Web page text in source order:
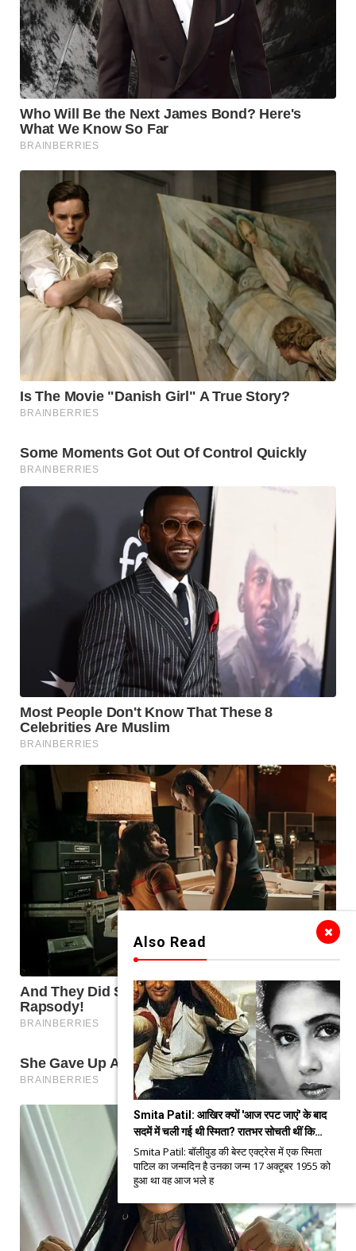
Also Read
Smita Patil: आखिर क्यों 'आज रपट जाएं' के बाद
सदमें में चली गई थी स्मिता? रातभर सोचती थीं कि…
Smita Patil: बॉलीवुड की बेस्ट एक्ट्रेस में एक स्मिता
पाटिल का जन्मदिन है उनका जन्म 17 अक्टूबर 1955 को
हुआ था वह आज भले ह